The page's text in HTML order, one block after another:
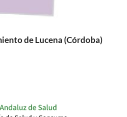
de Lucena (Córdoba)